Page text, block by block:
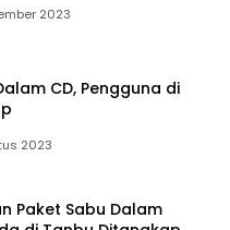
2023
CD, Pengguna di
2023
Paket Sabu Dalam